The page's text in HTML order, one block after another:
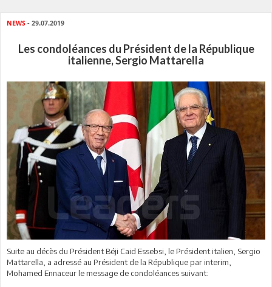
NEWS - 29.07.2019
Les condoléances du Président de la République
italienne, Sergio Mattarella
Suite au décès du Président Béji Caid Essebsi, le Président italien, Sergio
Mattarella, a adressé au Président de la République par interim,
Mohamed Ennaceur le message de condoléances suivant: